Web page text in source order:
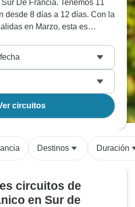
De Francia. Tenemos 11
desde 8 días a 12 días. Con la
en Marzo, esta es
popular del año.
circuitos
Destinos Duración
circuitos de
en Sur de